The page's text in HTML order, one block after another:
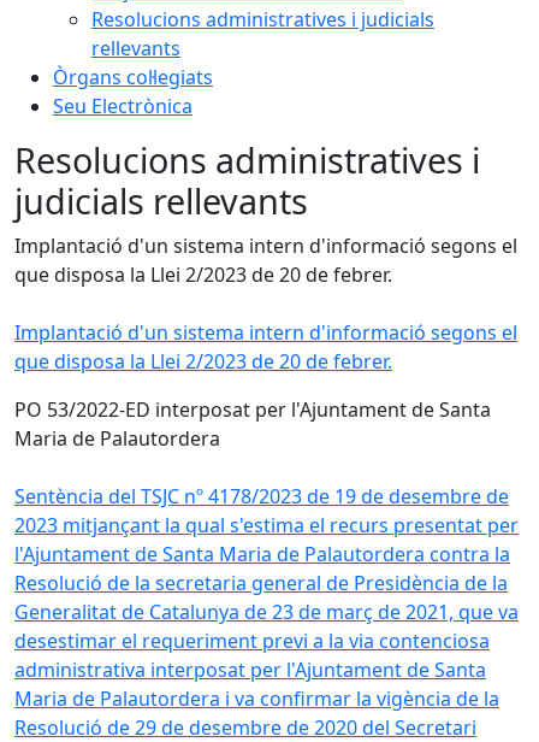
Resolucions administratives i judicials
rellevants
Òrgans col·legiats
Seu Electrònica
Resolucions administratives i
judicials rellevants
Implantació d'un sistema intern d'informació segons el
que disposa la Llei 2/2023 de 20 de febrer.
Implantació d'un sistema intern d'informació segons el
que disposa la Llei 2/2023 de 20 de febrer.
PO 53/2022-ED interposat per l'Ajuntament de Santa
Maria de Palautordera
Sentència del TSJC nº 4178/2023 de 19 de desembre de
2023 mitjançant la qual s'estima el recurs presentat per
l'Ajuntament de Santa Maria de Palautordera contra la
Resolució de la secretaria general de Presidència de la
Generalitat de Catalunya de 23 de març de 2021, que va
desestimar el requeriment previ a la via contenciosa
administrativa interposat per l'Ajuntament de Santa
Maria de Palautordera i va confirmar la vigència de la
Resolució de 29 de desembre de 2020 del Secretari